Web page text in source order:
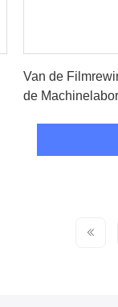
Van de
de